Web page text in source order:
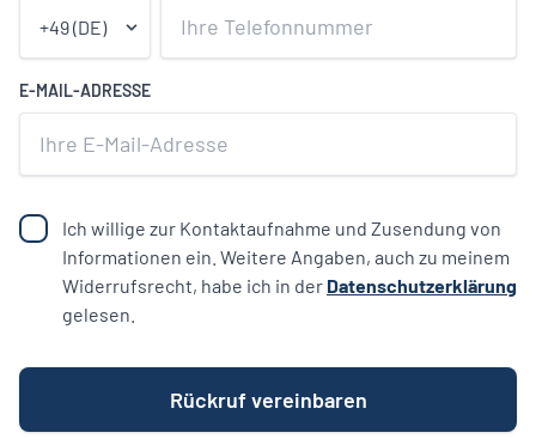
E-MAIL-ADRESSE
Ich willige zur Kontaktaufnahme und Zusendung von
Informationen ein. Weitere Angaben, auch zu meinem
Widerrufsrecht, habe ich in der Datenschutzerklärung
gelesen.
Rückruf vereinbaren